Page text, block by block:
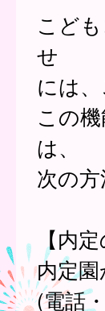
こど
せ
には
この
は、
次の
【内
内定
(電話